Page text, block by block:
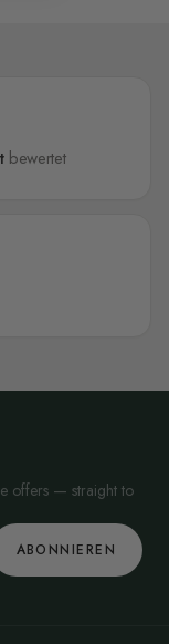
bewertet
offers — straight to
ABONNIEREN